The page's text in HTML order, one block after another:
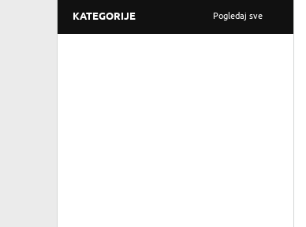
KATEGORIJE Pogledaj sve